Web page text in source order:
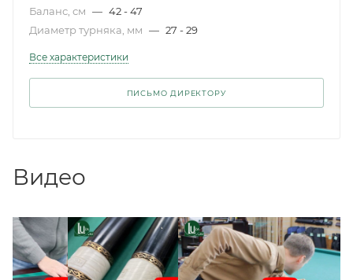
Баланс, см — 42 - 47
Диаметр турняка, мм — 27 - 29
Все характеристики
ПИСЬМО ДИРЕКТОРУ
Видео